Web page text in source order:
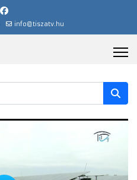
info@tiszatv.hu